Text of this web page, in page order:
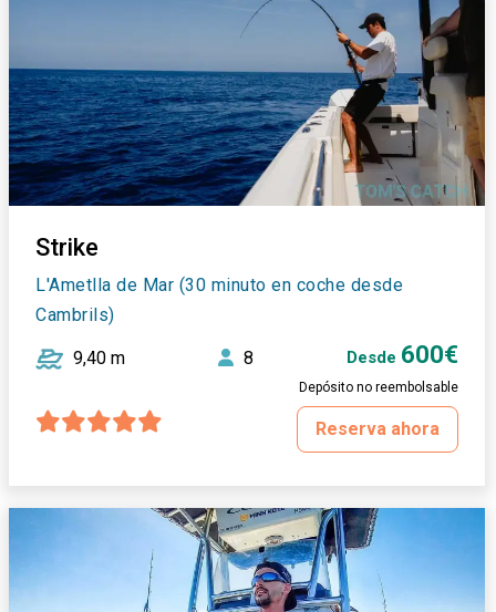
Strike
L'Ametlla de Mar (30 minuto en coche desde
Cambrils)
9,40 m 8 Desde 600€
Depósito no reembolsable
Reserva ahora